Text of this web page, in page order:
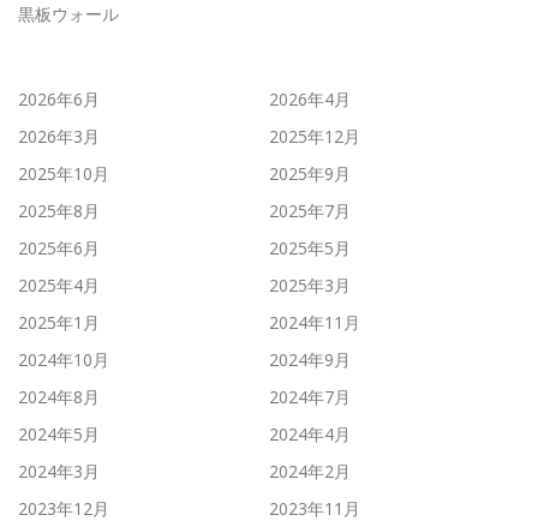
黒板ウォール
2026年6月
2026年4月
2026年3月
2025年12月
2025年10月
2025年9月
2025年8月
2025年7月
2025年6月
2025年5月
2025年4月
2025年3月
2025年1月
2024年11月
2024年10月
2024年9月
2024年8月
2024年7月
2024年5月
2024年4月
2024年3月
2024年2月
2023年12月
2023年11月